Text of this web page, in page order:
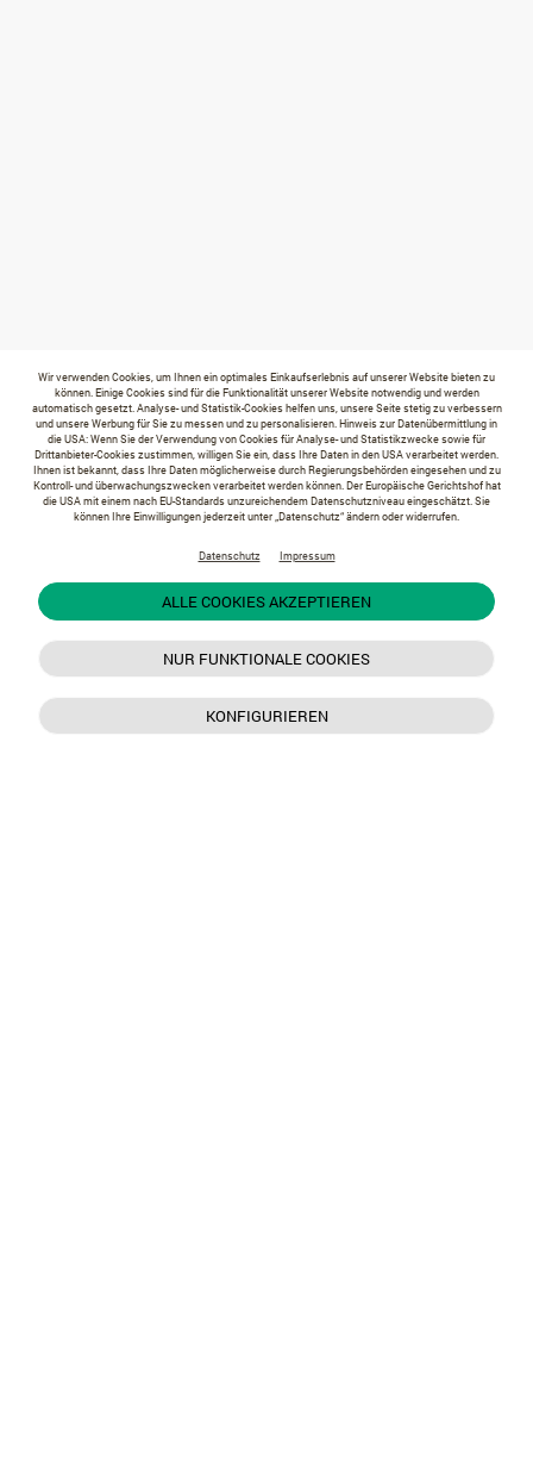
Wir verwenden Cookies, um Ihnen ein optimales Einkaufserlebnis auf unserer Website bieten zu
können. Einige Cookies sind für die Funktionalität unserer Website notwendig und werden
automatisch gesetzt. Analyse- und Statistik-Cookies helfen uns, unsere Seite stetig zu verbessern
und unsere Werbung für Sie zu messen und zu personalisieren. Hinweis zur Datenübermittlung in
die USA: Wenn Sie der Verwendung von Cookies für Analyse- und Statistikzwecke sowie für
Drittanbieter-Cookies zustimmen, willigen Sie ein, dass Ihre Daten in den USA verarbeitet werden.
Ihnen ist bekannt, dass Ihre Daten möglicherweise durch Regierungsbehörden eingesehen und zu
Kontroll- und überwachungszwecken verarbeitet werden können. Der Europäische Gerichtshof hat
die USA mit einem nach EU-Standards unzureichendem Datenschutzniveau eingeschätzt. Sie
können Ihre Einwilligungen jederzeit unter „Datenschutz“ ändern oder widerrufen.
Datenschutz Impressum
ALLE COOKIES AKZEPTIEREN
NUR FUNKTIONALE COOKIES
KONFIGURIEREN